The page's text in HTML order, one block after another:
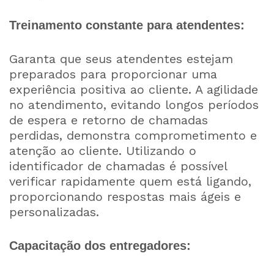
Treinamento constante para atendentes:
Garanta que seus atendentes estejam
preparados para proporcionar uma
experiência positiva ao cliente. A agilidade
no atendimento, evitando longos períodos
de espera e retorno de chamadas
perdidas, demonstra comprometimento e
atenção ao cliente. Utilizando o
identificador de chamadas é possível
verificar rapidamente quem está ligando,
proporcionando respostas mais ágeis e
personalizadas.
Capacitação dos entregadores: